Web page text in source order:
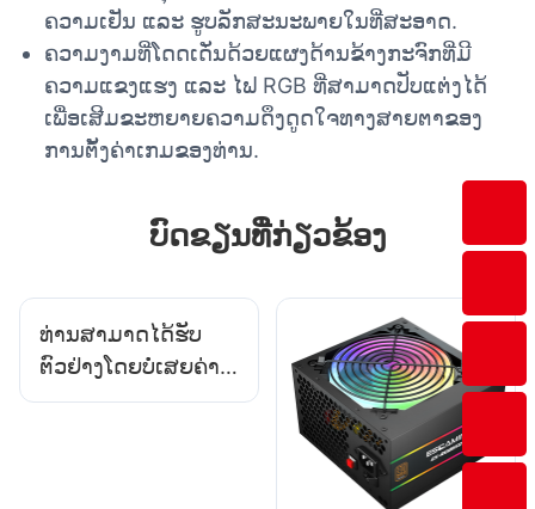
ຄວາມເຢັນ ແລະ ຮູບລັກສະນະພາຍໃນທີ່ສະອາດ.
ຄວາມງາມທີ່ໂດດເດັ່ນດ້ວຍແຜງດ້ານຂ້າງກະຈົກທີ່ມີ
ຄວາມແຂງແຮງ ແລະ ໄຟ RGB ທີ່ສາມາດປັບແຕ່ງໄດ້
ເພື່ອເສີມຂະຫຍາຍຄວາມດຶງດູດໃຈທາງສາຍຕາຂອງ
ການຕັ້ງຄ່າເກມຂອງທ່ານ.
ບົດຂຽນທີ່ກ່ຽວຂ້ອງ
ທ່ານສາມາດໄດ້ຮັບ
ຕົວຢ່າງໂດຍບໍ່ເສຍຄ່າ
ເມື່ອຊື້ຜູ້ຜະລິດ